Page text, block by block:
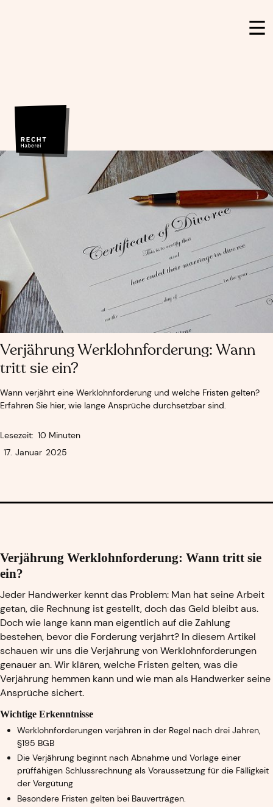
Verjährung Werklohnforderung: Wann
tritt sie ein?
Wann verjährt eine Werklohnforderung und welche Fristen gelten?
Erfahren Sie hier, wie lange Ansprüche durchsetzbar sind.
Lesezeit: 10 Minuten
17. Januar 2025
Verjährung Werklohnforderung: Wann tritt sie
ein?
Jeder Handwerker kennt das Problem: Man hat seine Arbeit
getan, die Rechnung ist gestellt, doch das Geld bleibt aus.
Doch wie lange kann man eigentlich auf die Zahlung
bestehen, bevor die Forderung verjährt? In diesem Artikel
schauen wir uns die Verjährung von Werklohnforderungen
genauer an. Wir klären, welche Fristen gelten, was die
Verjährung hemmen kann und wie man als Handwerker seine
Ansprüche sichert.
Wichtige Erkenntnisse
Werklohnforderungen verjähren in der Regel nach drei Jahren,
§195 BGB
Die Verjährung beginnt nach Abnahme und Vorlage einer
prüffähigen Schlussrechnung als Voraussetzung für die Fälligkeit
der Vergütung
Besondere Fristen gelten bei Bauverträgen.